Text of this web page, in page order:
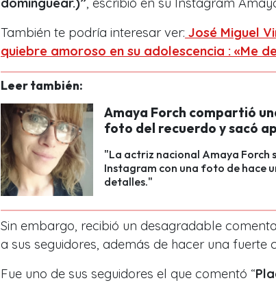
También te podría interesar ver: José Miguel
quiebre amoroso en su adolescencia : «Me
Leer también:
Amaya Forch compartió
foto del recuerdo y sacó
"La actriz nacional Amaya Forch
Instagram con una foto de hace
detalles."
Sin embargo, recibió un desagradable
a sus seguidores, además de hacer una fuerte
Fue uno de sus seguidores el que comentó “